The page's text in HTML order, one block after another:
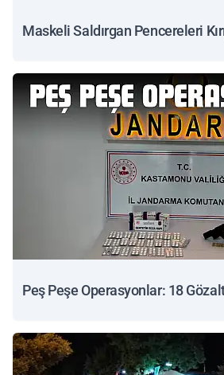
Maskeli Saldırgan Pencereleri
Peş Peşe Operasyonlar: 18